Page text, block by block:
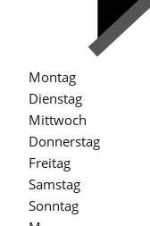
Montag
Dienstag
Mittwoch
Donnerstag
Freitag
Samstag
Sonntag